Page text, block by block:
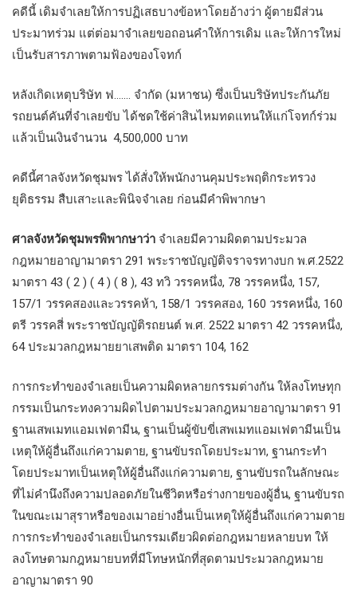
คดีนี้ เดิมจำเลยให้การปฏิเสธบางข้อหาโดยอ้างว่า ผู้ตายมีส่วน
ประมาทร่วม แต่ต่อมาจำเลยขอถอนคำให้การเดิม และให้การใหม่
เป็นรับสารภาพตามฟ้องของโจทก์
หลังเกิดเหตุบริษัท ฟ……. จำกัด (มหาชน) ซึ่งเป็นบริษัทประกันภัย
รถยนต์คันที่จำเลยขับ ได้ชดใช้ค่าสินไหมทดแทนให้แก่โจทก์ร่วม
แล้วเป็นเงินจำนวน 4,500,000 บาท
คดีนี้ศาลจังหวัดชุมพร ได้สั่งให้พนักงานคุมประพฤติกระทรวง
ยุติธรรม สืบเสาะและพินิจจำเลย ก่อนมีคำพิพากษา
ศาลจังหวัดชุมพรพิพากษาว่า จำเลยมีความผิดตามประมวล
กฎหมายอาญามาตรา 291 พระราชบัญญัติจราจรทางบก พ.ศ.2522
มาตรา 43 ( 2 ) ( 4 ) ( 8 ), 43 ทวิ วรรคหนึ่ง, 78 วรรคหนึ่ง, 157,
157/1 วรรคสองและวรรคห้า, 158/1 วรรคสอง, 160 วรรคหนึ่ง, 160
ตรี วรรคสี่ พระราชบัญญัติรถยนต์ พ.ศ. 2522 มาตรา 42 วรรคหนึ่ง,
64 ประมวลกฎหมายยาเสพติด มาตรา 104, 162
การกระทำของจำเลยเป็นความผิดหลายกรรมต่างกัน ให้ลงโทษทุก
กรรมเป็นกระทงความผิดไปตามประมวลกฎหมายอาญามาตรา 91
ฐานเสพเมทแอมเฟตามีน, ฐานเป็นผู้ขับขี่เสพเมทแอมเฟตามีนเป็น
เหตุให้ผู้อื่นถึงแก่ความตาย, ฐานขับรถโดยประมาท, ฐานกระทำ
โดยประมาทเป็นเหตุให้ผู้อื่นถึงแก่ความตาย, ฐานขับรถในลักษณะ
ที่ไม่คำนึงถึงความปลอดภัยในชีวิตหรือร่างกายของผู้อื่น, ฐานขับรถ
ในขณะเมาสุราหรือของเมาอย่างอื่นเป็นเหตุให้ผู้อื่นถึงแก่ความตาย
การกระทำของจำเลยเป็นกรรมเดียวผิดต่อกฎหมายหลายบท ให้
ลงโทษตามกฎหมายบทที่มีโทษหนักที่สุดตามประมวลกฎหมาย
อาญามาตรา 90